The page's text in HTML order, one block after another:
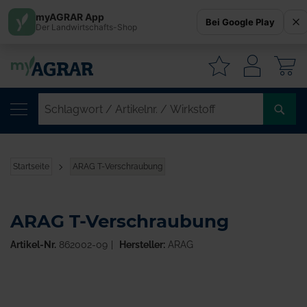
Startseite ARAG T-Verschraubung
ARAG T-Verschraubung
Artikel-Nr. 862002-09 Hersteller:ARAG
myAGRAR App
Der Landwirtschafts-Shop Bei Google Play